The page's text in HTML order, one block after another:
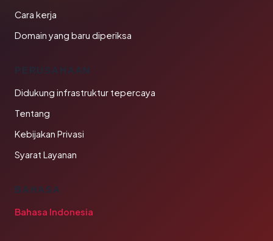
Cara kerja
Domain yang baru diperiksa
PERUSAHAAN
Didukung infrastruktur tepercaya
Tentang
Kebijakan Privasi
Syarat Layanan
BAHASA
Bahasa Indonesia